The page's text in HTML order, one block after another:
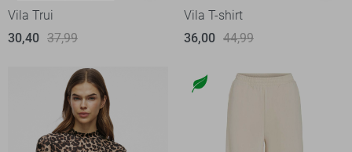
Vila Trui
30,40 37,99
Vila T-shirt
36,00 44,99